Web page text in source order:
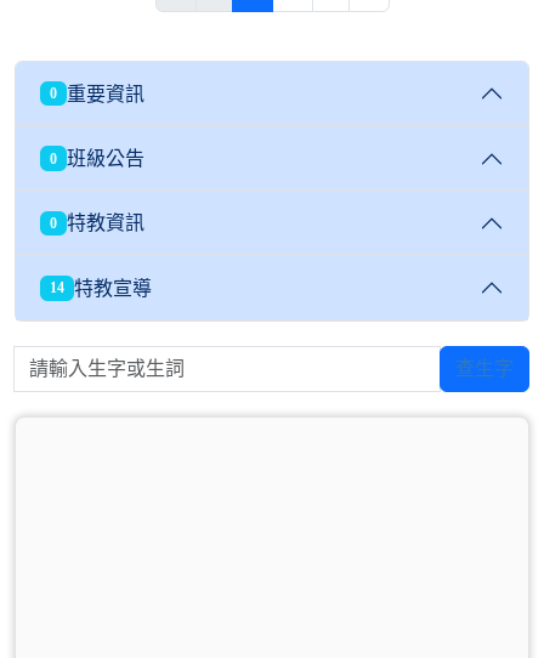
0 重要資訊
0 班級公告
0 特教資訊
14 特教宣導
請輸入生字或生詞 查生字